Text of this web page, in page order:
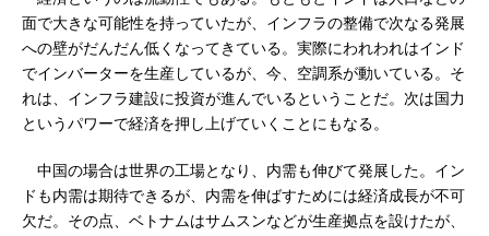
面で大きな可能性を持っていたが、インフラの整備で次なる発展
への壁がだんだん低くなってきている。実際にわれわれはインド
でインバーターを生産しているが、今、空調系が動いている。そ
れは、インフラ建設に投資が進んでいるということだ。次は国力
というパワーで経済を押し上げていくことにもなる。
中国の場合は世界の工場となり、内需も伸びて発展した。イン
ドも内需は期待できるが、内需を伸ばすためには経済成長が不可
欠だ。その点、ベトナムはサムスンなどが生産拠点を設けたが、